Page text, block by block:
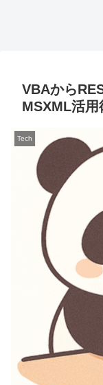
VBAから
MSXML活
Tech